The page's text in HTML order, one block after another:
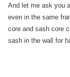
And let me ask you
even in the same
core and sash core
sash in the wall for